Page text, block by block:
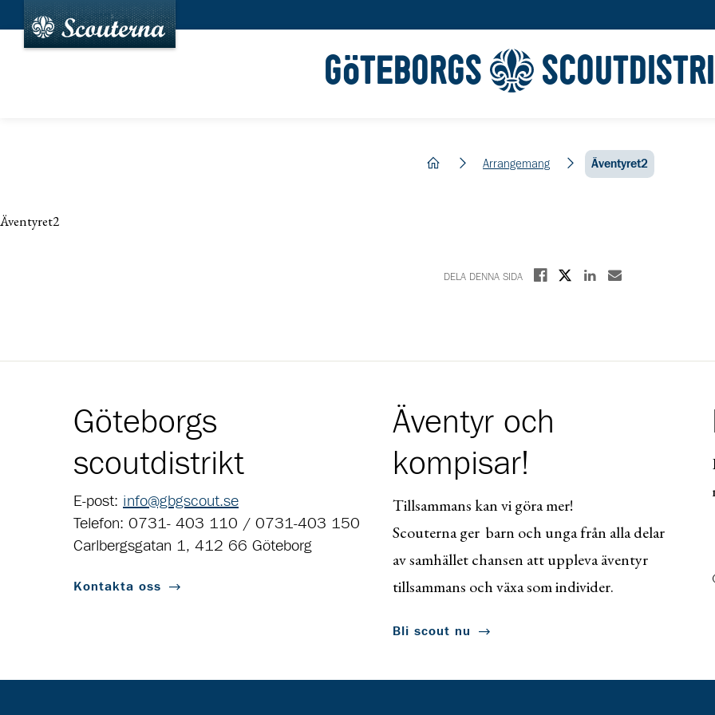
GÖTEBORGS
hem Arrangemang Äventyret2
Äventyret2
DELA DENNA SIDA Dela på Facebook
Dela på XDela på Linkedin
Dela med E-post
Göteborgs
scoutdistrikt
E-post: info@gbgscout.se
Telefon: 0731- 403 110 / 0731-403 150
Carlbergsgatan 1, 412 66 Göteborg
Kontakta oss
Äventyr och
kompisar!
Tillsammans kan vi göra mer!
Scouterna ger barn och unga från alla delar
av samhället chansen att uppleva äventyr
tillsammans och växa som individer.
Bli scout nu